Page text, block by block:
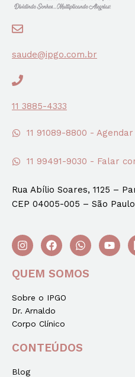
saude@ipgo.com.br
11 3885-4333
11 91089-8800 -
11 99491-9030 - Falar
Rua Abílio Soares, 1125 –
CEP 04005-005 – São
QUEM SOMOS
Sobre o IPGO
Dr. Arnaldo
Corpo Clínico
CONTEÚDOS
Blog